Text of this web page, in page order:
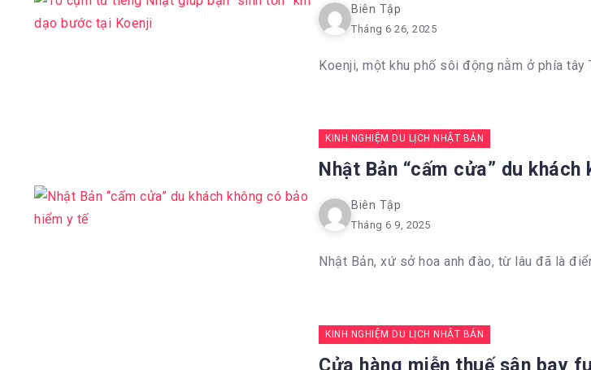
Biên Tập
Tháng 6 26, 2025
Koenji, một khu phố sôi động nằm ở phía
KINH NGHIỆM DU LỊCH NHẬT BẢN
Nhật Bản “cấm cửa” du
Biên Tập
Tháng 6 9, 2025
Nhật Bản, xứ sở hoa anh đào, từ lâu đã là
KINH NGHIỆM DU LỊCH NHẬT BẢN